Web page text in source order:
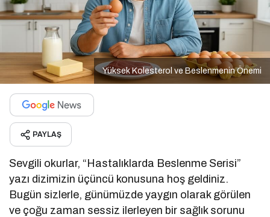
Yüksek Kolesterol ve Beslenmenin Önemi
PAYLAŞ
Sevgili okurlar, “Hastalıklarda Beslenme Serisi”
yazı dizimizin üçüncü konusuna hoş geldiniz.
Bugün sizlerle, günümüzde yaygın olarak görülen
ve çoğu zaman sessiz ilerleyen bir sağlık sorunu